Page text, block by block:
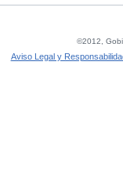
©2012,
Aviso Legal y